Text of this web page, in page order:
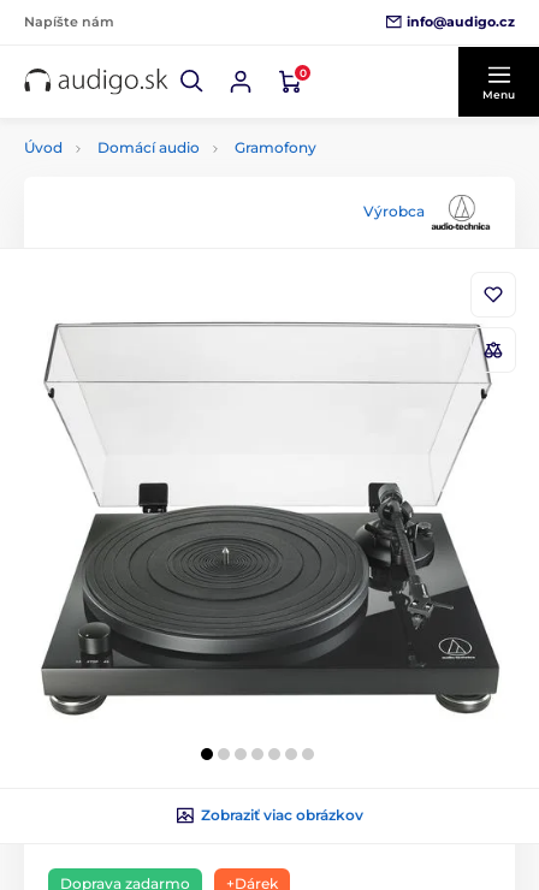
Napíšte nám info@audigo.cz
0
Menu
Úvod Domácí audio Gramofony
Výrobca
Zobraziť viac obrázkov
Doprava zadarmo +Dárek